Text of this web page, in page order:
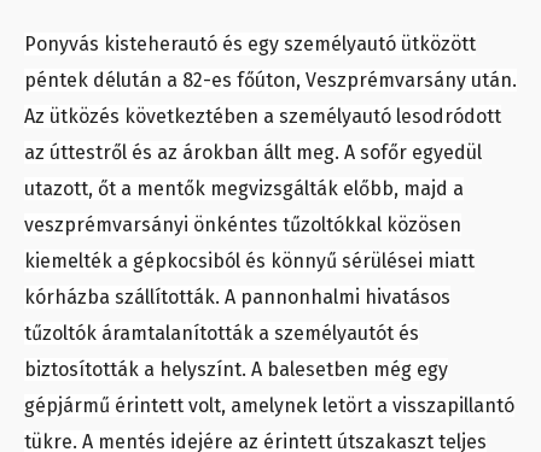
Ponyvás kisteherautó és egy személyautó ütközött
péntek délután a 82-es főúton, Veszprémvarsány után.
Az ütközés következtében a személyautó lesodródott
az úttestről és az árokban állt meg. A sofőr egyedül
utazott, őt a mentők megvizsgálták előbb, majd a
veszprémvarsányi önkéntes tűzoltókkal közösen
kiemelték a gépkocsiból és könnyű sérülései miatt
kórházba szállították. A pannonhalmi hivatásos
tűzoltók áramtalanították a személyautót és
biztosították a helyszínt. A balesetben még egy
gépjármű érintett volt, amelynek letört a visszapillantó
tükre. A mentés idejére az érintett útszakaszt teljes